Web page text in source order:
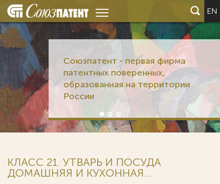
EN
Союзпатент - первая фирма
патентных поверенных,
образованная на территории
России
КЛАСС 21. УТВАРЬ И ПОСУДА
ДОМАШНЯЯ И КУХОННАЯ...